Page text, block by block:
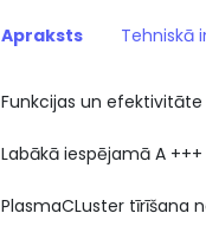
Apraksts Tehniskā
Funkcijas un
Labākā iespējamā A
PlasmaCLuster tīrīšana